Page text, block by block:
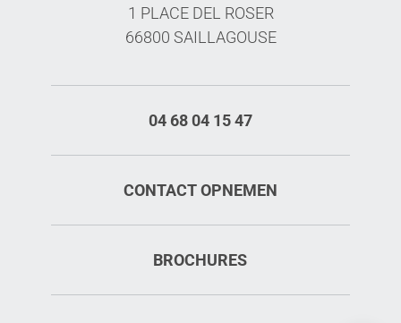
1 PLACE DEL ROSER
66800 SAILLAGOUSE
04 68 04 15 47
CONTACT OPNEMEN
BROCHURES